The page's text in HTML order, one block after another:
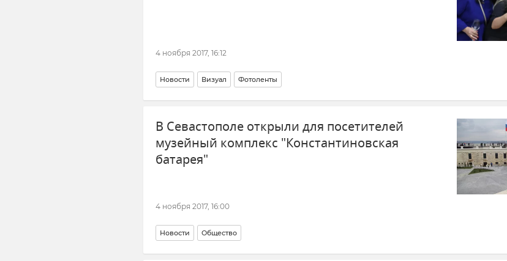
4 ноября 2017, 16:12
Новости Визуал Фотоленты
В Севастополе открыли для посетителей
музейный комплекс "Константиновская
батарея"
4 ноября 2017, 16:00
Новости Общество